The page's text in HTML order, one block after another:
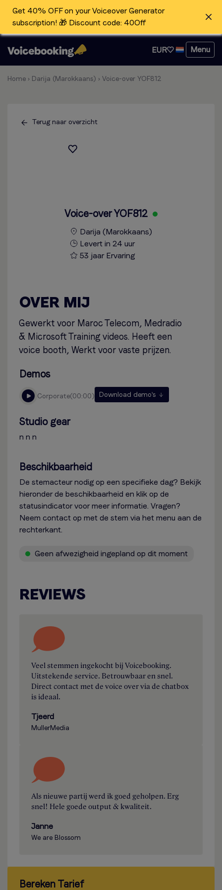
Get 40% OFF on your Voiceover Generator
subscription! 🎁 Discount code: 40Off
EUR Menu
Home › Darija (Marokkaans) › Voice-over YOF812
Terug naar overzicht
Voice-over YOF812
Darija (Marokkaans)
Levert in 24 uur
53 jaar Ervaring
OVER MIJ
Gewerkt voor Maroc Telecom, Medradio
& Microsoft Training videos. Heeft een
voice booth, Werkt voor vaste prijzen.
Demos
corporate 00:00 Download demo's
Studio gear
n n n
Beschikbaarheid
De stemacteur nodig op een specifieke dag? Bekijk
hieronder de beschikbaarheid en klik op de
statusindicator voor meer informatie. Vragen?
Neem contact op met de stem via het menu aan de
rechterkant.
Geen afwezigheid ingepland op dit moment
REVIEWS
Veel stemmen ingekocht bij Voicebooking.
Uitstekende service. Betrouwbaar en snel.
Direct contact met de voice over via de chatbox
is ideaal.
Tjeerd
MullerMedia
Als nieuwe partij werd ik goed geholpen. Erg
snel! Hele goede output & kwaliteit.
Janne
We are Blossom
Bereken Tarief